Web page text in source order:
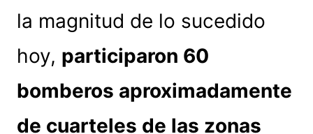
la magnitud de lo sucedido
hoy, participaron 60
bomberos aproximadamente
de cuarteles de las zonas